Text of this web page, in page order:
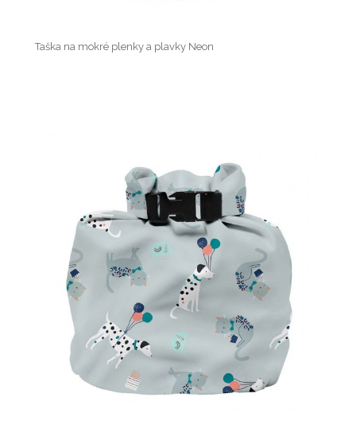
Taška na mokré plenky a plavky Neon